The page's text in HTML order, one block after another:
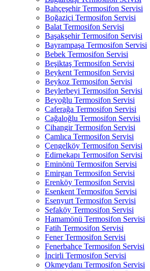
Bahçeşehir Termosifon Servisi
Boğaziçi Termosifon Servisi
Balat Termosifon Servisi
Başakşehir Termosifon Servisi
Bayrampaşa Termosifon Servisi
Bebek Termosifon Servisi
Beşiktaş Termosifon Servisi
Beykent Termosifon Servisi
Beykoz Termosifon Servisi
Beylerbeyi Termosifon Servisi
Beyoğlu Termosifon Servisi
Caferağa Termosifon Servisi
Cağaloğlu Termosifon Servisi
Cihangir Termosifon Servisi
Çamlıca Termosifon Servisi
Çengelköy Termosifon Servisi
Edirnekapı Termosifon Servisi
Eminönü Termosifon Servisi
Emirgan Termosifon Servisi
Erenköy Termosifon Servisi
Esenkent Termosifon Servisi
Esenyurt Termosifon Servisi
Sefaköy Termosifon Servisi
Hamamönü Termosifon Servisi
Fatih Termosifon Servisi
Fener Termosifon Servisi
Fenerbahçe Termosifon Servisi
İncirli Termosifon Servisi
Okmeydanı Termosifon Servisi